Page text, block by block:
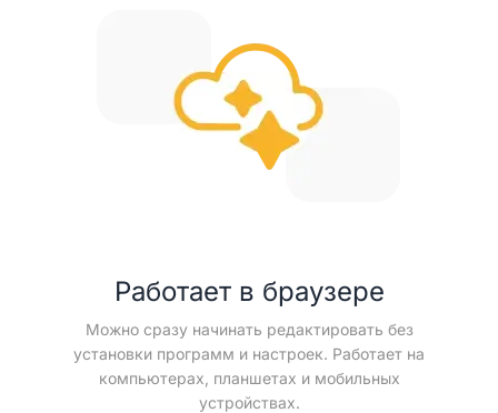
Работает в браузере
Можно сразу начинать редактировать без
установки программ и настроек. Работает на
компьютерах, планшетах и мобильных
устройствах.